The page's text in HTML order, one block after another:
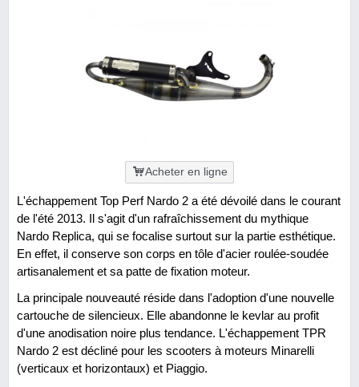
Acheter en ligne
L'échappement Top Perf Nardo 2 a été dévoilé dans le courant
de l'été 2013. Il s'agit d'un rafraîchissement du mythique
Nardo Replica, qui se focalise surtout sur la partie esthétique.
En effet, il conserve son corps en tôle d'acier roulée-soudée
artisanalement et sa patte de fixation moteur.
La principale nouveauté réside dans l'adoption d'une nouvelle
cartouche de silencieux. Elle abandonne le kevlar au profit
d'une anodisation noire plus tendance. L'échappement TPR
Nardo 2 est décliné pour les scooters à moteurs Minarelli
(verticaux et horizontaux) et Piaggio.